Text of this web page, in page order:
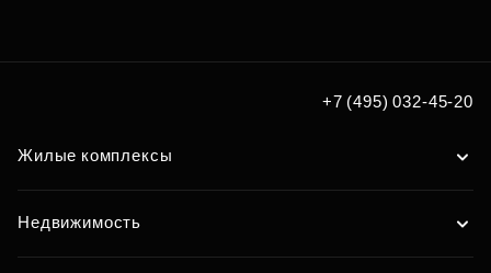
+7 (495) 032-45-20
Жилые комплексы
Недвижимость